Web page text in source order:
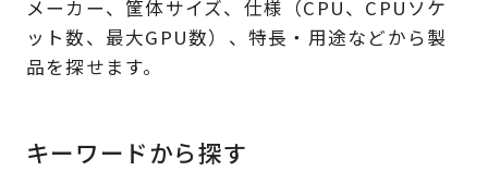
メーカー、筐体サイズ、仕様（CPU、CPUソケ
ット数、最大GPU数）、特長・用途などから製
品を探せます。
キーワードから探す